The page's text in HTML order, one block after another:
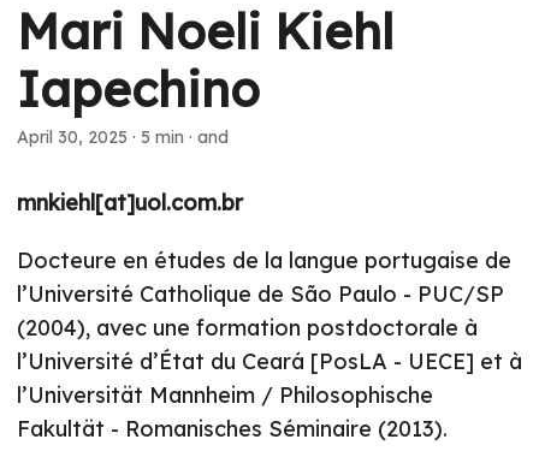
Mari Noeli Kiehl
Iapechino
April 30, 2025 · 5 min · and
mnkiehl[at]uol.com.br
Docteure en études de la langue portugaise de
l’Université Catholique de São Paulo - PUC/SP
(2004), avec une formation postdoctorale à
l’Université d’État du Ceará [PosLA - UECE] et à
l’Universität Mannheim / Philosophische
Fakultät - Romanisches Séminaire (2013).